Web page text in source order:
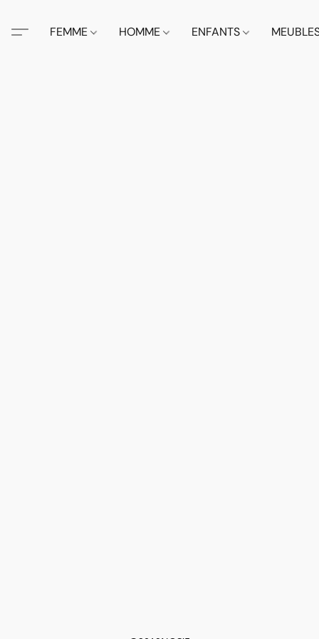
FEMME HOMME ENFANTS